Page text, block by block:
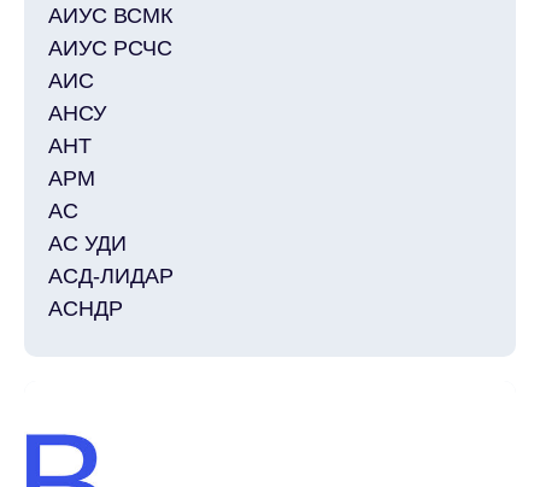
АИУС ВСМК
АИУС РСЧС
АИС
АНСУ
АНТ
АРМ
АС
АС УДИ
АСД-ЛИДАР
АСНДР